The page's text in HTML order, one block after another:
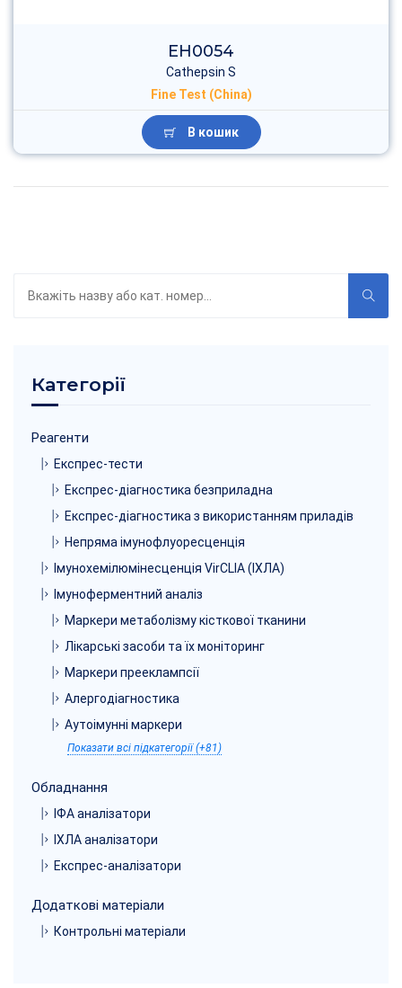
EH0054
Cathepsin S
Fine Test (China)
В кошик
Категорії
Реагенти
Експрес-тести
Експрес-діагностика безприладна
Експрес-діагностика з використанням приладів
Непряма імунофлуоресценція
Імунохемілюмінесценція VirCLIA (ІХЛА)
Імуноферментний аналіз
Маркери метаболізму кісткової тканини
Лікарські засоби та їх моніторинг
Маркери прееклампсії
Алергодіагностика
Аутоімунні маркери
Показати всі підкатегорії (+81)
Обладнання
ІФА аналізатори
ІХЛА аналізатори
Експрес-аналізатори
Додаткові матеріали
Контрольні матеріали